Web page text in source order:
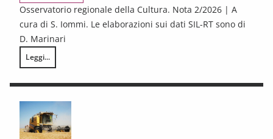
Osservatorio regionale della Cultura. Nota 2/2026 | A
cura di S. Iommi. Le elaborazioni sui dati SIL-RT sono di
D. Marinari
Leggi...
LA CONGIUNTURA DEI SETTORI CULTURALI. Ripresa selettiva e